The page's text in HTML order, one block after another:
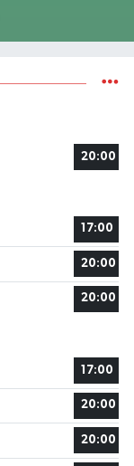
20:00
17:00
20:00
20:00
17:00
20:00
20:00